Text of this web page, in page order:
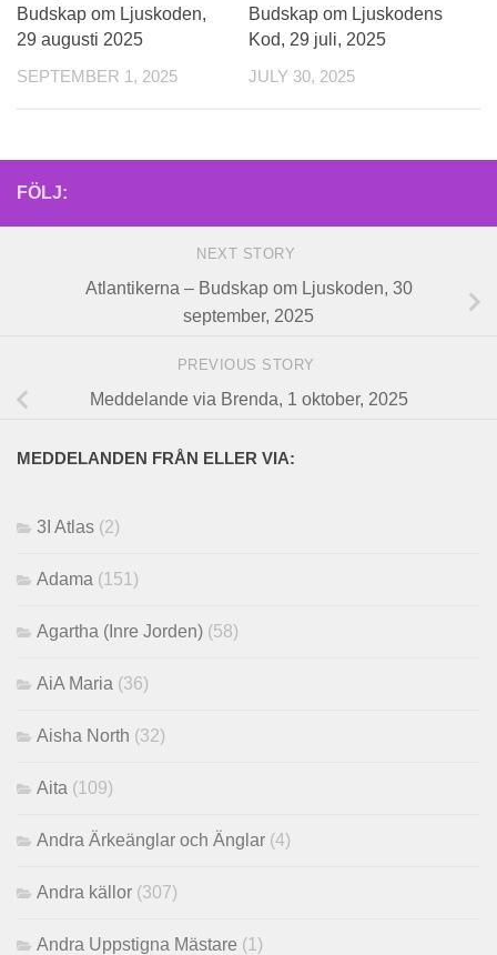
Budskap om Ljuskoden,
29 augusti 2025
SEPTEMBER 1, 2025
Budskap om Ljuskodens
Kod, 29 juli, 2025
JULY 30, 2025
FÖLJ:
NEXT STORY
Atlantikerna – Budskap om Ljuskoden, 30
september, 2025
PREVIOUS STORY
Meddelande via Brenda, 1 oktober, 2025
MEDDELANDEN FRÅN ELLER VIA:
3I Atlas (2)
Adama (151)
Agartha (Inre Jorden) (58)
AiA Maria (36)
Aisha North (32)
Aita (109)
Andra Ärkeänglar och Änglar (4)
Andra källor (307)
Andra Uppstigna Mästare (1)